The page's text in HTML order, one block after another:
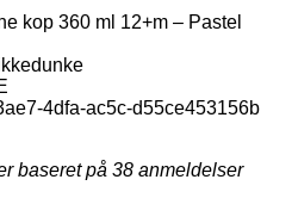
kop 360 ml 12+m – Pastel
4dfa-ac5c-d55ce453156b
baseret på 38 anmeldelser